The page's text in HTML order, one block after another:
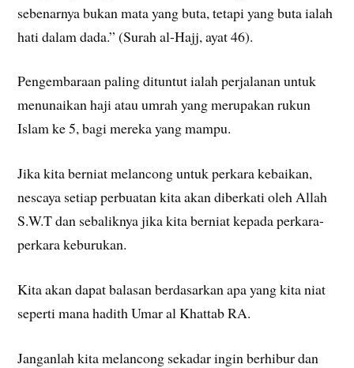
sebenarnya bukan mata yang buta, tetapi yang buta ialah
hati dalam dada.” (Surah al-Hajj, ayat 46).
Pengembaraan paling dituntut ialah perjalanan untuk
menunaikan haji atau umrah yang merupakan rukun
Islam ke 5, bagi mereka yang mampu.
Jika kita berniat melancong untuk perkara kebaikan,
nescaya setiap perbuatan kita akan diberkati oleh Allah
S.W.T dan sebaliknya jika kita berniat kepada perkara-
perkara keburukan.
Kita akan dapat balasan berdasarkan apa yang kita niat
seperti mana hadith Umar al Khattab RA.
Janganlah kita melancong sekadar ingin berhibur dan